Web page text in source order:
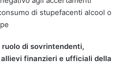
di stupefacenti alcool o
di sovrintendenti,
finanzieri e ufficiali della